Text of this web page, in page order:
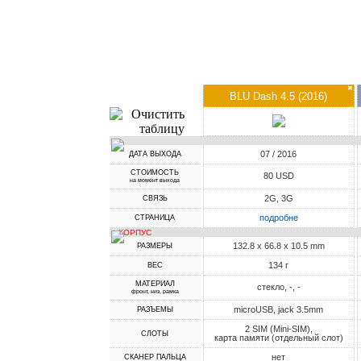
✖
BLU Dash 4.5 (2016)
ДАТА ВЫХОДА 07 / 2016
СТОИМОСТЬ
на момент выхода 80 USD
СВЯЗЬ 2G, 3G
СТРАНИЦА подробне
КОРПУС
РАЗМЕРЫ 132.8 x 66.8 x 10.5 mm
ВЕС 134 г
МАТЕРИАЛ
фронт, низ, рамка стекло, -, -
РАЗЪЕМЫ microUSB, jack 3.5mm
СЛОТЫ
2 SIM (Mini-SIM),
карта памяти (отдельный слот)
СКАНЕР ПАЛЬЦА нет